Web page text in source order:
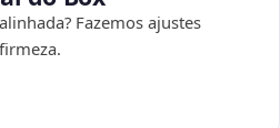
Fazemos ajustes